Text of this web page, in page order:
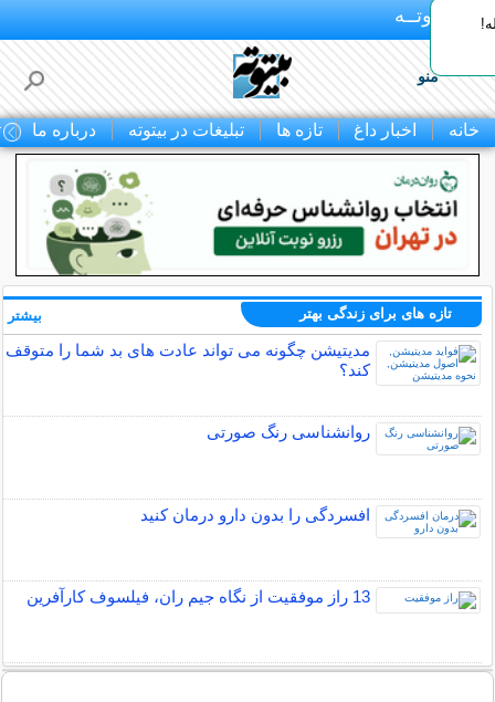
بـیتوتــه
منو
خانه اخبار داغ تازه ها تبلیغات در بیتوته درباره ما
تازه های برای زندگی بهتر
مدیتیشن چگونه می تواند عادت های بد شما را متوقف
کند؟
روانشناسی رنگ صورتی
افسردگی را بدون دارو درمان کنید
13 راز موفقیت از نگاه جیم ران، فیلسوف کارآفرین
بیشتر